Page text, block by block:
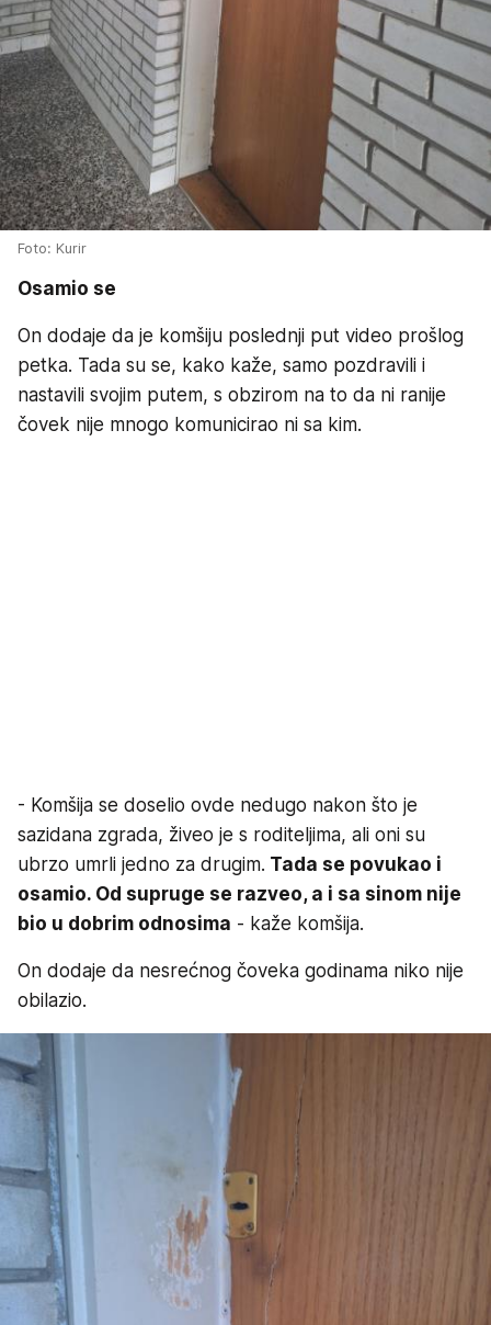
Foto: Kurir
Osamio se
On dodaje da je komšiju poslednji put video prošlog
petka. Tada su se, kako kaže, samo pozdravili i
nastavili svojim putem, s obzirom na to da ni ranije
čovek nije mnogo komunicirao ni sa kim.
- Komšija se doselio ovde nedugo nakon što je
sazidana zgrada, živeo je s roditeljima, ali oni su
ubrzo umrli jedno za drugim. Tada se povukao i
osamio. Od supruge se razveo, a i sa sinom nije
bio u dobrim odnosima - kaže komšija.
On dodaje da nesrećnog čoveka godinama niko nije
obilazio.